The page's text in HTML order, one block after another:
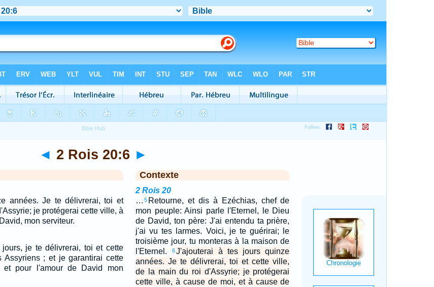
◄ 2 Rois 20:6 ►
années. Je te délivrerai, toi et
je protégerai cette ville, à
mon serviteur.
je te délivrerai, toi et cette
; et je garantirai cette
pour l'amour de David mon
Contexte
2 Rois 20
… 5 Retourne, et dis à Ezéchias, chef de
mon peuple: Ainsi parle l'Eternel, le Dieu
de David, ton père: J'ai entendu ta prière,
j'ai vu tes larmes. Voici, je te guérirai; le
troisième jour, tu monteras à la maison de
l'Eternel.
6J'ajouterai à tes jours quinze
années. Je te délivrerai, toi et cette ville,
de la main du roi d'Assyrie; je protégerai
cette ville, à cause de moi, et à cause de